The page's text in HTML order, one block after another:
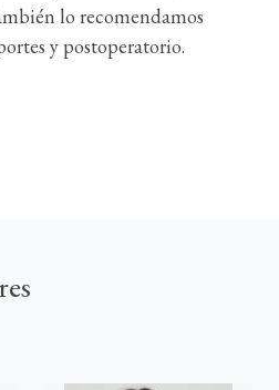
lo recomendamos
y postoperatorio.